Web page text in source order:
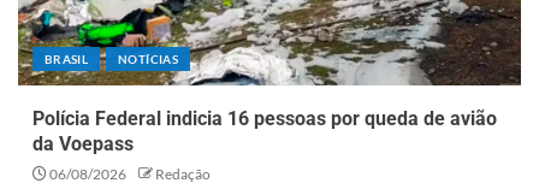
BRASIL NOTÍCIAS
Polícia Federal indicia 16 pessoas por queda de avião
da Voepass
06/08/2026 Redação